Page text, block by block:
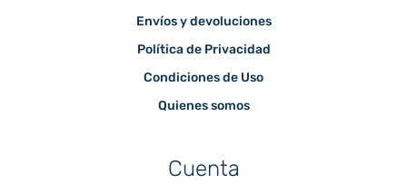
Envíos y devoluciones
Política de Privacidad
Condiciones de Uso
Quienes somos
Cuenta